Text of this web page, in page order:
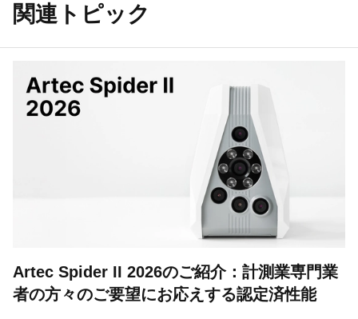
関連トピック
Artec Spider II 2026のご紹介：計測業専門業
者の方々のご要望にお応えする認定済性能